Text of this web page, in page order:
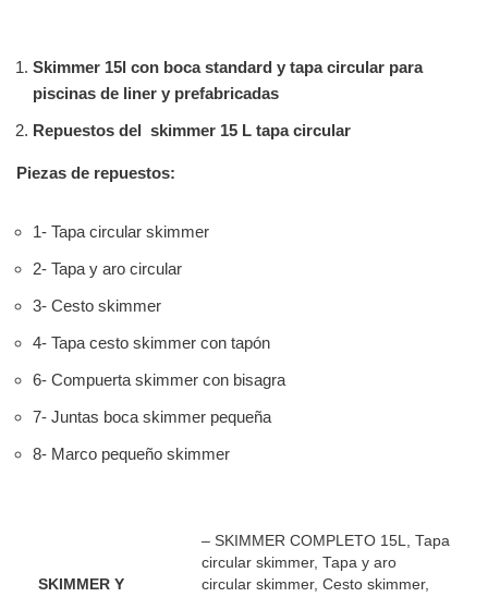
Skimmer 15l con boca standard y tapa circular para
piscinas de liner y prefabricadas
Repuestos del skimmer 15 L tapa circular
Piezas de repuestos:
1- Tapa circular skimmer
2- Tapa y aro circular
3- Cesto skimmer
4- Tapa cesto skimmer con tapón
6- Compuerta skimmer con bisagra
7- Juntas boca skimmer pequeña
8- Marco pequeño skimmer
SKIMMER Y
– SKIMMER COMPLETO 15L, Tapa
circular skimmer, Tapa y aro
circular skimmer, Cesto skimmer,